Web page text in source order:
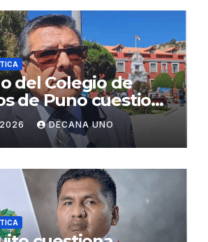
del Colegio de
de Puno cuestiona
sobre seguridad
DECANA UNO